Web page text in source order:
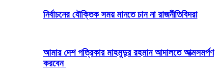
নির্বাচনের যৌক্তিক সময় মানতে চান না রাজনীতিবিদরা
আমার দেশ পত্রিকার মাহমুদুর রহমান আদালতে আত্মসমর্পণ
করবেন